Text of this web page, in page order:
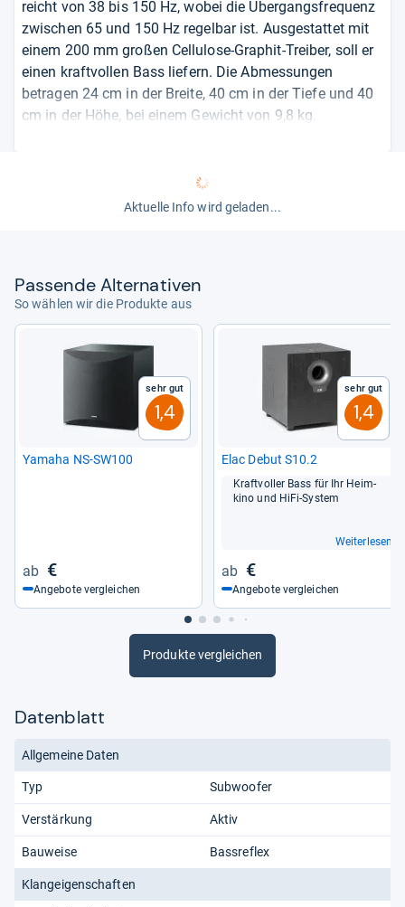
reicht von 38 bis 150 Hz, wobei die Übergangsfrequenz
zwischen 65 und 150 Hz regelbar ist. Ausgestattet mit
einem 200 mm großen Cellulose-Graphit-Treiber, soll er
einen kraftvollen Bass liefern. Die Abmessungen
betragen 24 cm in der Breite, 40 cm in der Tiefe und 40
cm in der Höhe, bei einem Gewicht von 9,8 kg.
koaxiale Eingänge sowie Bluetooth nicht vorhanden
Belastbarkeit 100 W
Übertragungsbereich von 38 bis 150 Hz, regelbare
Übergangsfrequenz
200 mm Cellulose-Graphit-Treiber für kraftvollen
Das sagen die Quellen: Der Canton AS 2020 SC
überzeugt mit kraftvollem Bass und einfacher
Von uns ausgewertete Quellen:
Redaktion von Testberichte.de
Aktuelle Info wird geladen...
Pas­sende Alter­na­ti­ven
So wählen wir die Produkte aus
Sehr gut
1,4
Yamaha NS-​SW100
€
Angebote vergleichen
Sehr gut
1,4
Elac Debut S10.2
Kraft­vol­ler Bass für Ihr Heim­
kino und HiFi-​Sys­tem
Weiterlesen
€
Angebote vergleichen
Produkte vergleichen
Datenblatt
Allgemeine Daten
Typ Subwoofer
Verstärkung Aktiv
Bauweise Bassreflex
Klangeigenschaften